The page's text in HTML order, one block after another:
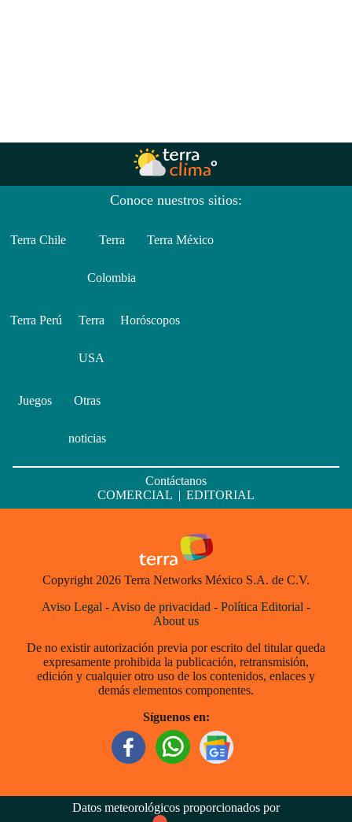
Conoce nuestros sitios:
Terra Chile Terra
Colombia
Terra México
Terra Perú Terra
USA
Horóscopos
Juegos Otras
noticias
Contáctanos
COMERCIAL | EDITORIAL
Copyright 2026 Terra Networks México S.A. de C.V.
Aviso Legal - Aviso de privacidad - Política Editorial -
About us
De no existir autorización previa por escrito del titular queda
expresamente prohibida la publicación, retransmisión,
edición y cualquier otro uso de los contenidos, enlaces y
demás elementos componentes.
Síguenos en:
Datos meteorológicos proporcionados por